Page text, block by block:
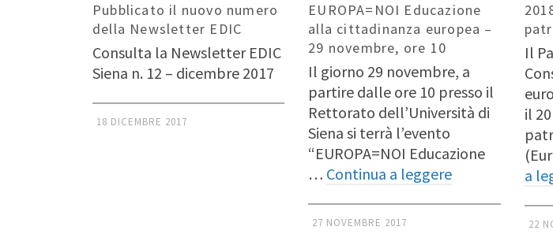
Pubblicato il nuovo numero
della Newsletter EDIC
Consulta la Newsletter EDIC
Siena n. 12 – dicembre 2017
18 DICEMBRE 2017
EUROPA=NOI Educazione
alla cittadinanza europea –
29 novembre, ore 10
Il giorno 29 novembre, a
partire dalle ore 10 presso il
Rettorato dell’Università di
Siena si terrà l’evento
“EUROPA=NOI Educazione
… Continua a leggere
27 NOVEMBRE 2017
Il
il
a
22